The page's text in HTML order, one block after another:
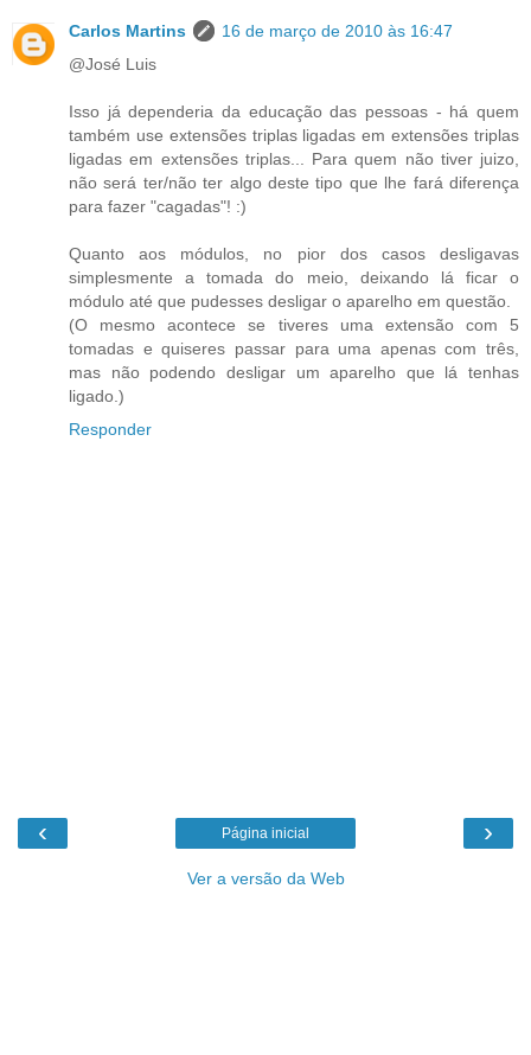
Carlos Martins
16 de março de 2010 às 16:47
@José Luis
Isso já dependeria da educação das pessoas - há quem
também use extensões triplas ligadas em extensões triplas
ligadas em extensões triplas... Para quem não tiver juizo,
não será ter/não ter algo deste tipo que lhe fará diferença
para fazer "cagadas"! :)
Quanto aos módulos, no pior dos casos desligavas
simplesmente a tomada do meio, deixando lá ficar o
módulo até que pudesses desligar o aparelho em questão.
(O mesmo acontece se tiveres uma extensão com 5
tomadas e quiseres passar para uma apenas com três,
mas não podendo desligar um aparelho que lá tenhas
ligado.)
Responder
‹ ›
Página inicial
Ver a versão da Web